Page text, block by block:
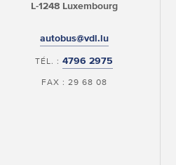
L-1248 Luxembourg
autobus@vdl.lu
TÉL. :4796 2975
FAX : 29 68 08